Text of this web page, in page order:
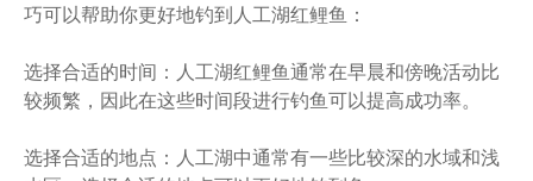
巧可以帮助你更好地钓到人工湖红鲤鱼：
选择合适的时间：人工湖红鲤鱼通常在早晨和傍晚活动比
较频繁，因此在这些时间段进行钓鱼可以提高成功率。
选择合适的地点：人工湖中通常有一些比较深的水域和浅